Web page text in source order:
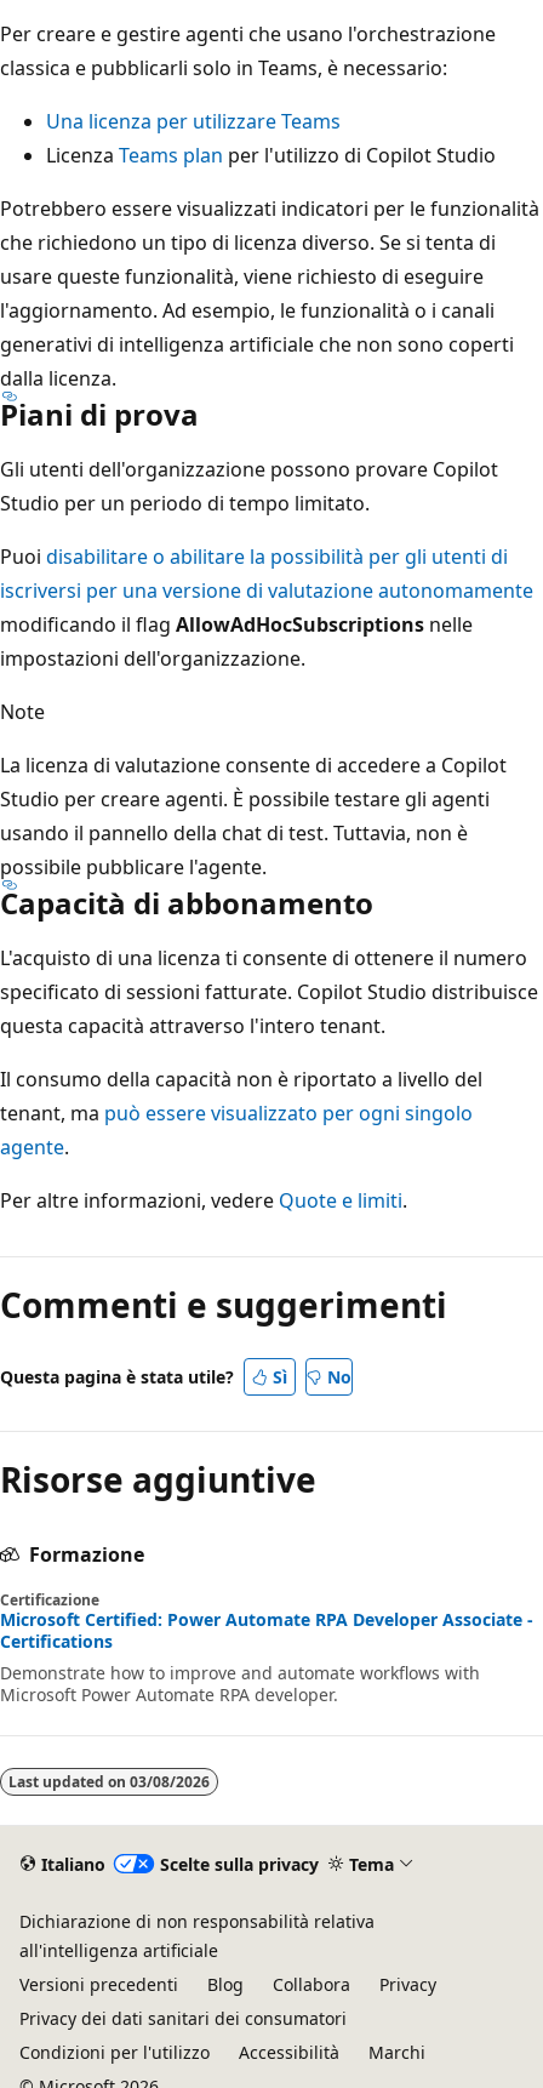
Per creare e gestire agenti che usano l'orchestrazione
classica e pubblicarli solo in Teams, è necessario:
Una licenza per utilizzare Teams
Licenza Teams plan per l'utilizzo di Copilot Studio
Potrebbero essere visualizzati indicatori per le funzionalità
che richiedono un tipo di licenza diverso. Se si tenta di
usare queste funzionalità, viene richiesto di eseguire
l'aggiornamento. Ad esempio, le funzionalità o i canali
generativi di intelligenza artificiale che non sono coperti
dalla licenza.
Piani di prova
Gli utenti dell'organizzazione possono provare Copilot
Studio per un periodo di tempo limitato.
Puoi disabilitare o abilitare la possibilità per gli utenti di
iscriversi per una versione di valutazione autonomamente
modificando il flag AllowAdHocSubscriptions nelle
impostazioni dell'organizzazione.
Note
La licenza di valutazione consente di accedere a Copilot
Studio per creare agenti. È possibile testare gli agenti
usando il pannello della chat di test. Tuttavia, non è
possibile pubblicare l'agente.
Capacità di abbonamento
L'acquisto di una licenza ti consente di ottenere il numero
specificato di sessioni fatturate. Copilot Studio distribuisce
questa capacità attraverso l'intero tenant.
Il consumo della capacità non è riportato a livello del
tenant, ma può essere visualizzato per ogni singolo
agente.
Per altre informazioni, vedere Quote e limiti.
Commenti e suggerimenti
Questa pagina è stata utile? Sì No
Risorse aggiuntive
Formazione
Certificazione
Microsoft Certified: Power Automate RPA Developer Associate -
Certifications
Demonstrate how to improve and automate workflows with
Microsoft Power Automate RPA developer.
Last updated on 03/08/2026
Italiano Scelte sulla privacy Tema
Dichiarazione di non responsabilità relativa
all'intelligenza artificiale
Versioni precedenti
Blog Collabora
Privacy
Privacy dei dati sanitari dei consumatori
Condizioni per l'utilizzo
Accessibilità
Marchi